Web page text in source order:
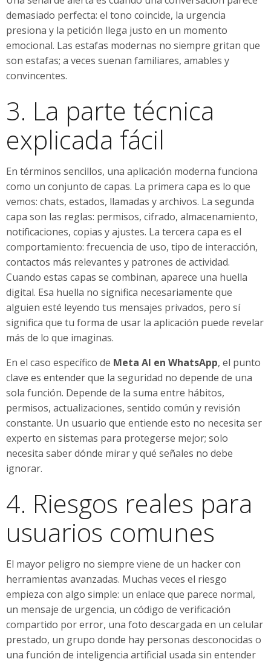
demasiado perfecta: el tono coincide, la urgencia
presiona y la petición llega justo en un momento
emocional. Las estafas modernas no siempre gritan que
son estafas; a veces suenan familiares, amables y
convincentes.
3. La parte técnica
explicada fácil
En términos sencillos, una aplicación moderna funciona
como un conjunto de capas. La primera capa es lo que
vemos: chats, estados, llamadas y archivos. La segunda
capa son las reglas: permisos, cifrado, almacenamiento,
notificaciones, copias y ajustes. La tercera capa es el
comportamiento: frecuencia de uso, tipo de interacción,
contactos más relevantes y patrones de actividad.
Cuando estas capas se combinan, aparece una huella
digital. Esa huella no significa necesariamente que
alguien esté leyendo tus mensajes privados, pero sí
significa que tu forma de usar la aplicación puede revelar
más de lo que imaginas.
En el caso específico de Meta AI en WhatsApp, el punto
clave es entender que la seguridad no depende de una
sola función. Depende de la suma entre hábitos,
permisos, actualizaciones, sentido común y revisión
constante. Un usuario que entiende esto no necesita ser
experto en sistemas para protegerse mejor; solo
necesita saber dónde mirar y qué señales no debe
ignorar.
4. Riesgos reales para
usuarios comunes
El mayor peligro no siempre viene de un hacker con
herramientas avanzadas. Muchas veces el riesgo
empieza con algo simple: un enlace que parece normal,
un mensaje de urgencia, un código de verificación
compartido por error, una foto descargada en un celular
prestado, un grupo donde hay personas desconocidas o
una función de inteligencia artificial usada sin entender